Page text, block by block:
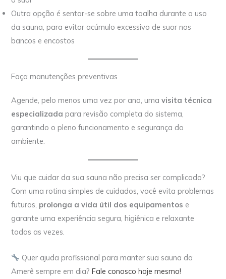
Outra opção é sentar-se sobre uma toalha durante o uso
da sauna, para evitar acúmulo excessivo de suor nos
bancos e encostos
Faça manutenções preventivas
Agende, pelo menos uma vez por ano, umavisita técnica
especializada para revisão completa do sistema,
garantindo o pleno funcionamento e segurança do
ambiente.
Viu que cuidar da sua sauna não precisa ser complicado?
Com uma rotina simples de cuidados, você evita problemas
futuros, prolonga a vida útil dos equipamentos e
garante uma experiência segura, higiênica e relaxante
todas as vezes.
Quer ajuda profissional para manter sua sauna da
Amerê sempre em dia?Fale conosco hoje mesmo!